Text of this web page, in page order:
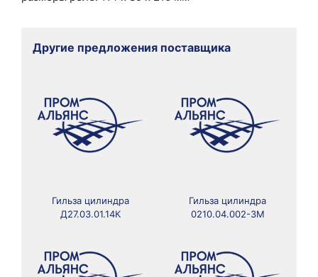
Другие предложения поставщика
Гильза цилиндра
Д27.03.01.14К
Гильза цилиндра
0210.04.002-3М